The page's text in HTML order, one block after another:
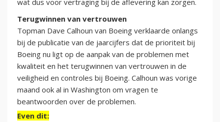
wat dus voor vertraging bij de aflevering kan zorgen.
Terugwinnen van vertrouwen
Topman Dave Calhoun van Boeing verklaarde onlangs
bij de publicatie van de jaarcijfers dat de prioriteit bij
Boeing nu ligt op de aanpak van de problemen met
kwaliteit en het terugwinnen van vertrouwen in de
veiligheid en controles bij Boeing. Calhoun was vorige
maand ook al in Washington om vragen te
beantwoorden over de problemen.
Even dit: